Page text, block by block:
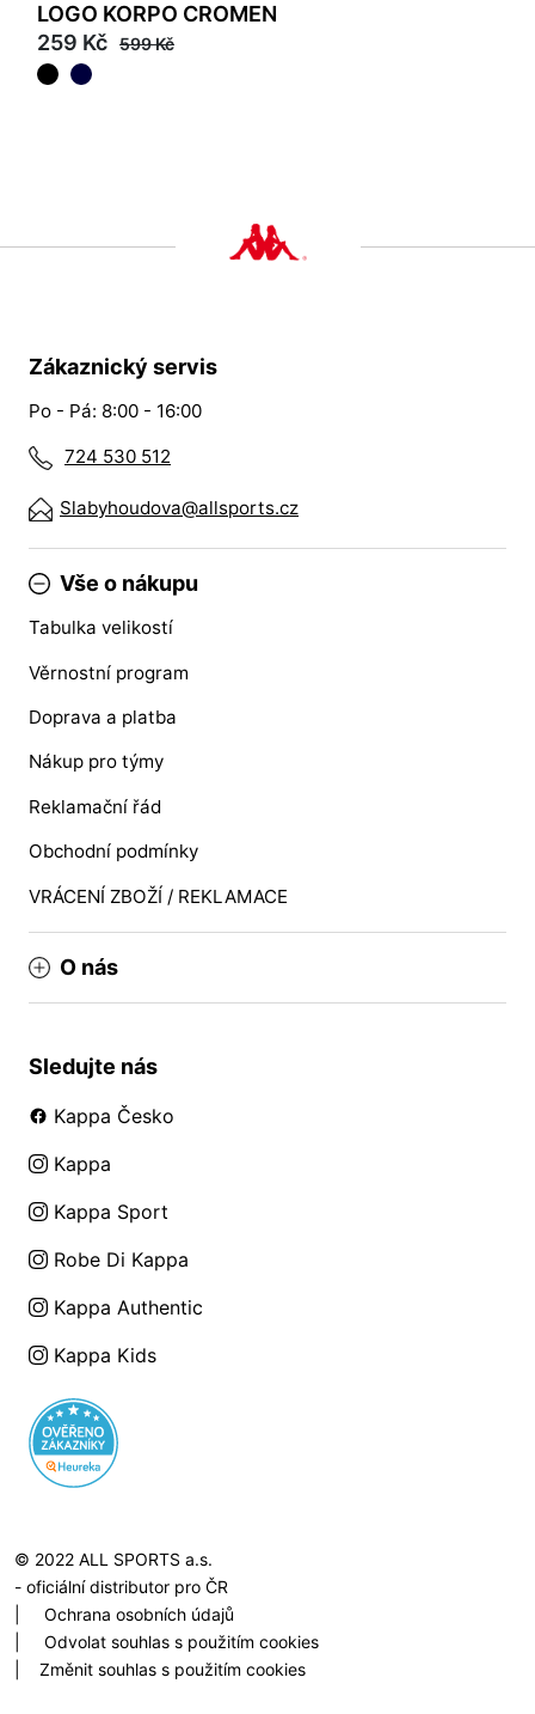
LOGO KORPO CROMEN
259 Kč 599 Kč
Zákaznický servis
Po - Pá: 8:00 - 16:00
724 530 512
Slabyhoudova@allsports.cz
Vše o nákupu
Tabulka velikostí
Věrnostní program
Doprava a platba
Nákup pro týmy
Reklamační řád
Obchodní podmínky
VRÁCENÍ ZBOŽÍ / REKLAMACE
O nás
Sledujte nás
Kappa Česko
Kappa
Kappa Sport
Robe Di Kappa
Kappa Authentic
Kappa Kids
© 2022 ALL SPORTS a.s.
- oficiální distributor pro ČR
Ochrana osobních údajů
Odvolat souhlas s použitím cookies
Změnit souhlas s použitím cookies